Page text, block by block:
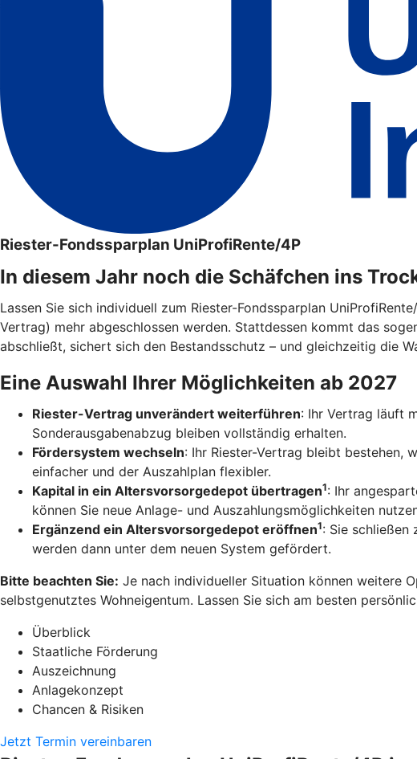
Riester-Fondssparplan UniProfiRente/4P
In diesem Jahr noch die Schäfchen ins
Lassen Sie sich individuell zum Riester-Fondssparplan
Vertrag) mehr abgeschlossen werden. Stattdessen kommt das
abschließt, sichert sich den Bestandsschutz – und gleichzeitig die
Eine Auswahl Ihrer Möglichkeiten ab 2027
Riester-Vertrag unverändert weiterführen: Ihr Vertrag läuft
Sonderausgabenabzug bleiben vollständig erhalten.
Fördersystem wechseln: Ihr Riester-Vertrag bleibt bestehen,
einfacher und der Auszahlplan flexibler.
Kapital in ein Altersvorsorgedepot übertragen1: Ihr
können Sie neue Anlage- und Auszahlungsmöglichkeiten
Ergänzend ein Altersvorsorgedepot eröffnen1: Sie schließen
werden dann unter dem neuen System gefördert.
Bitte beachten Sie: Je nach individueller Situation können weitere
selbstgenutztes Wohneigentum. Lassen Sie sich am besten
Überblick
Staatliche Förderung
Auszeichnung
Anlagekonzept
Chancen & Risiken
Jetzt Termin vereinbaren